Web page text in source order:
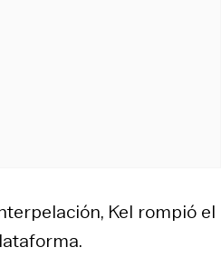
Kel rompió el